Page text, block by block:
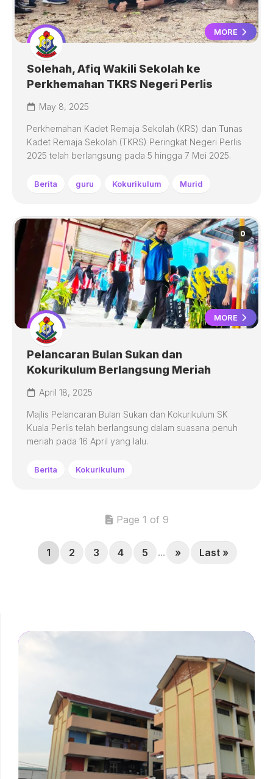
MORE
Solehah, Afiq Wakili Sekolah ke
Perkhemahan TKRS Negeri Perlis
May 8, 2025
Perkhemahan Kadet Remaja Sekolah (KRS) dan Tunas
Kadet Remaja Sekolah (TKRS) Peringkat Negeri Perlis
2025 telah berlangsung pada 5 hingga 7 Mei 2025.
Berita guru Kokurikulum Murid
0
MORE
Pelancaran Bulan Sukan dan
Kokurikulum Berlangsung Meriah
April 18, 2025
Majlis Pelancaran Bulan Sukan dan Kokurikulum SK
Kuala Perlis telah berlangsung dalam suasana penuh
meriah pada 16 April yang lalu.
Berita Kokurikulum
Page 1 of 9
1 2 3 4 5 ... » Last »